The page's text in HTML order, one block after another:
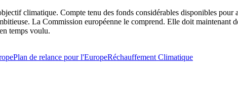
climatique. Compte tenu des fonds considérables disponibles pour
La Commission européenne le comprend. Elle doit maintenant
temps voulu.
Plan de relance pour l'EuropeRéchauffement Climatique